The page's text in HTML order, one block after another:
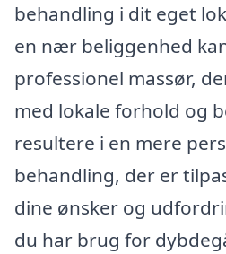
behandling i dit eget
en nær beliggenhed
professionel massør,
med lokale forhold og
resultere i en mere
behandling, der er
dine ønsker og
du har brug for